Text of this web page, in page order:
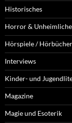
Historisches
Horror &
Hörspiele / Hörbücher
Interviews
Kinder- und
Magazine
Magie und Esoterik